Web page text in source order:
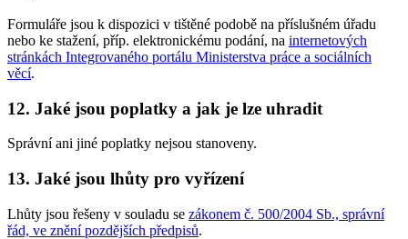
Formuláře jsou k dispozici v tištěné podobě na příslušném úřadu
nebo ke stažení, příp. elektronickému podání, na internetových
stránkách Integrovaného portálu Ministerstva práce a sociálních
věcí.
12. Jaké jsou poplatky a jak je lze uhradit
Správní ani jiné poplatky nejsou stanoveny.
13. Jaké jsou lhůty pro vyřízení
Lhůty jsou řešeny v souladu se zákonem č. 500/2004 Sb., správní
řád, ve znění pozdějších předpisů.